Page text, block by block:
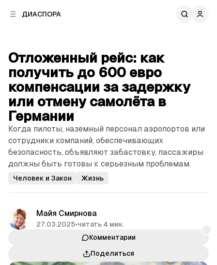
ДИАСПОРА
Отложенный рейс: как
получить до 600 евро
компенсации за задержку
или отмену самолёта в
Германии
Когда пилоты, наземный персонал аэропортов или
сотрудники компаний, обеспечивающих
безопасность, объявляют забастовку, пассажиры
должны быть готовы к серьезным проблемам.
Человек и Закон Жизнь
Майя Смирнова
27.03.2025•читать 4 мин.
Комментарии
Поделиться